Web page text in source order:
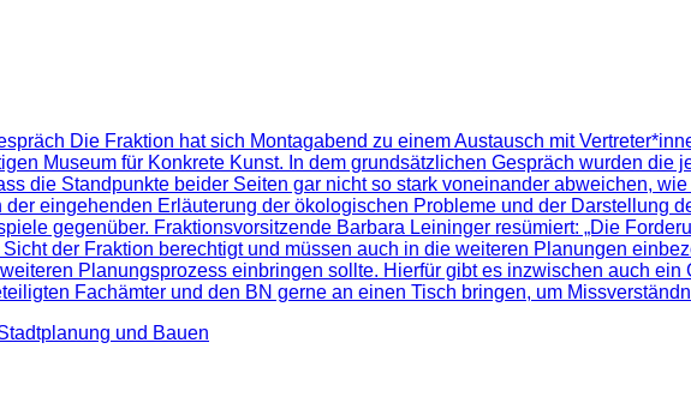
Die Fraktion hat sich Montagabend zu einem Austausch mit
Museum für Konkrete Kunst. In dem grundsätzlichen Gespräch wurden die
die Standpunkte beider Seiten gar nicht so stark voneinander abweichen,
eingehenden Erläuterung der ökologischen Probleme und der Darstellung
gegenüber. Fraktionsvorsitzende Barbara Leininger resümiert: „Die
der Fraktion berechtigt und müssen auch in die weiteren Planungen
Planungsprozess einbringen sollte. Hierfür gibt es inzwischen auch ein
Fachämter und den BN gerne an einen Tisch bringen, um
und Bauen